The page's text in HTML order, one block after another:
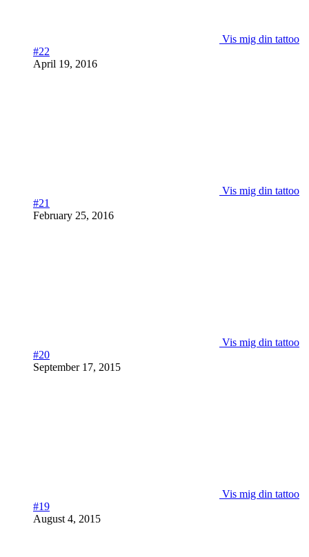
Vis mig din tattoo
#22
April 19, 2016
Vis mig din tattoo
#21
February 25, 2016
Vis mig din tattoo
#20
September 17, 2015
Vis mig din tattoo
#19
August 4, 2015